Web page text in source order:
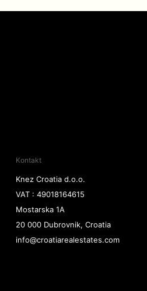
Kontakt
Knez Croatia d.o.o.
VAT : 49018164615
Mostarska 1A
20 000 Dubrovnik, Croatia
info@croatiarealestates.com